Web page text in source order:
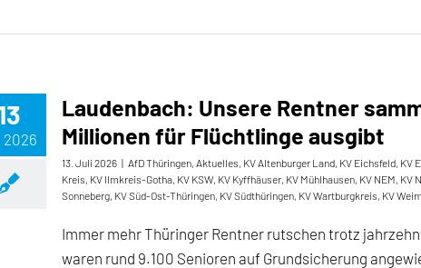
2026
Laudenbach: Unsere Rentner
Millionen für Flüchtlinge ausgibt
13. Juli 2026 | AfD Thüringen, Aktuelles, KV Altenburger Land, KV Eichsfeld, KV
Kreis, KV Ilmkreis-Gotha, KV KSW, KV Kyffhäuser, KV Mühlhausen, KV NEM, KV
Sonneberg, KV Süd-Ost-Thüringen, KV Südthüringen, KV Wartburgkreis, KV
Immer mehr Thüringer Rentner rutschen trotz
waren rund 9.100 Senioren auf Grundsicherung